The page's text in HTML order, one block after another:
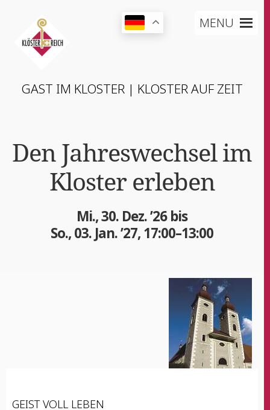
MENU
GAST IM KLOS­TER | KLOS­TER AUF ZEIT
Den Jah­res­wech­sel im
Klos­ter erleben
Mi., 30. Dez. ’26 bis
So., 03. Jan. ’27, 17:00–13:00
GEIST VOLL LEBEN